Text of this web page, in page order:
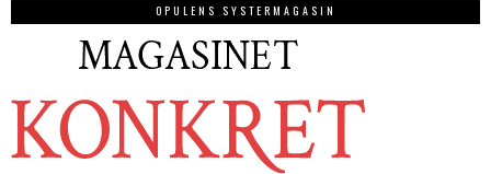
OPULENS SYSTERMAGASIN